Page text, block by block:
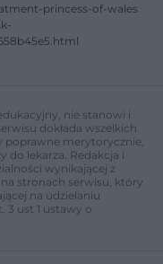
princess-of-wales
nie stanowi i
dokłada wszelkich
poprawne merytorycznie,
do lekarza. Redakcja i
wynikającej z
stronach serwisu, który
na udzielaniu
ust 1 ustawy o